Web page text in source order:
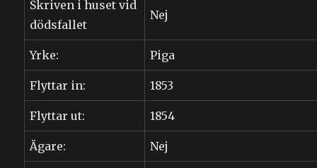
Skriven i huset vid
dödsfallet
Nej
Yrke: Piga
Flyttar in: 1853
Flyttar ut: 1854
Ägare: Nej